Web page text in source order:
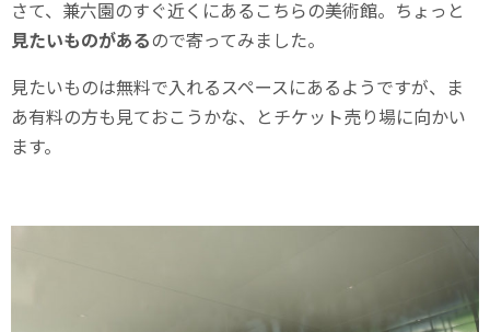
さて、兼六園のすぐ近くにあるこちらの美術館。ちょっと
見たいものがあるので寄ってみました。
見たいものは無料で入れるスペースにあるようですが、ま
あ有料の方も見ておこうかな、とチケット売り場に向かい
ます。